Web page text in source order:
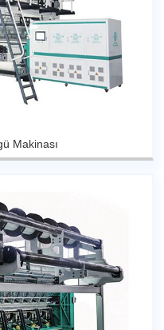
Makinası